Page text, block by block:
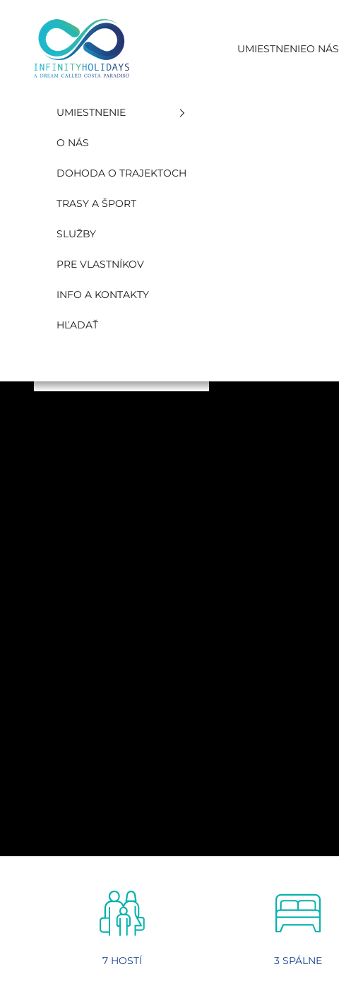
INFINITY HOLIDAYS SAS
UMIESTNENIEO NÁS
UMIESTNENIE
O NÁS
DOHODA O TRAJEKTOCH
TRASY A ŠPORT
SLUŽBY
PRE VLASTNÍKOV
INFO A KONTAKTY
HĽADAŤ
7 HOSTÍ 3 SPÁLNE